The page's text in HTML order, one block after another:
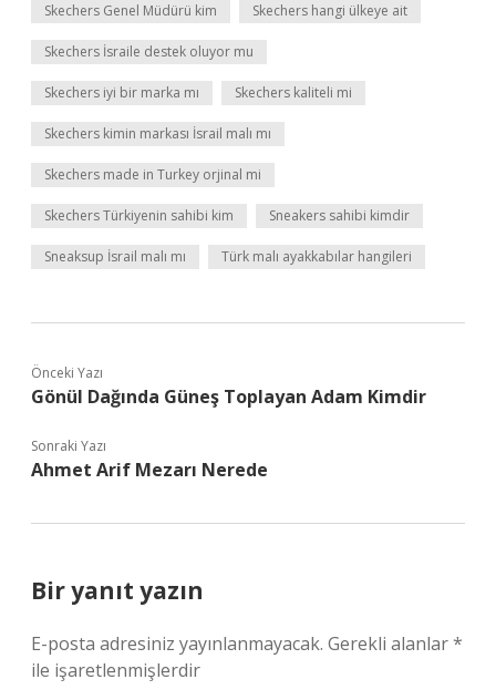
Skechers Genel Müdürü kim Skechers hangi ülkeye ait
Skechers İsraile destek oluyor mu
Skechers iyi bir marka mı Skechers kaliteli mi
Skechers kimin markası İsrail malı mı
Skechers made in Turkey orjinal mi
Skechers Türkiyenin sahibi kim Sneakers sahibi kimdir
Sneaksup İsrail malı mı Türk malı ayakkabılar hangileri
Önceki Yazı
Gönül Dağında Güneş Toplayan Adam Kimdir
Sonraki Yazı
Ahmet Arif Mezarı Nerede
Bir yanıt yazın
E-posta adresiniz yayınlanmayacak. Gerekli alanlar*
ile işaretlenmişlerdir